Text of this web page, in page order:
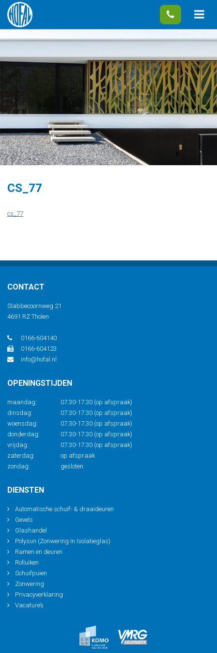
CS_77
cs_77
CONTACT
Slabbecoornweg 21
4691 RZ Tholen
0166-604140
0166-604123
info@hofal.nl
OPENINGSTIJDEN
maandag:
07.30-17.30 (op afspraak)
dinsdag:
07.30-17.30 (op afspraak)
woensdag:
07.30-17.30 (op afspraak)
donderdag:
07.30-17.30 (op afspraak)
vrijdag:
07.30-17.30 (op afspraak)
zaterdag:
op afspraak
zondag:
gesloten
DIENSTEN
Automatische schuif- & draaideuren
Gevels
Glashandel
Polysun (Zonwering In Isolatieglas)
Ramen en deuren
Rolluiken
Schuifpuien
Zonwering
Privacyverklaring
Vacature’s